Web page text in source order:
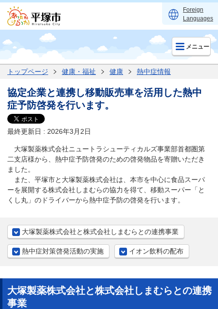
Foreign
Languages
メニュー
トップページ 健康・福祉 健康 熱中症情報
協定企業と連携し移動販売車を活用した熱中
症予防啓発を行います。
最終更新日 : 2026年3月2日
大塚製薬株式会社ニュートラシューティカルズ事業部首都圏第
二支店様から、熱中症予防啓発のための啓発物品を寄贈いただき
ました。
また、平塚市と大塚製薬株式会社は、本市を中心に食品スーパ
ーを展開する株式会社しまむらの協力を得て、移動スーパー「と
くし丸」のドライバーから熱中症予防の啓発を行います。
大塚製薬株式会社と株式会社しまむらとの連携事業
熱中症対策啓発活動の実施 イオン飲料の配布
大塚製薬株式会社と株式会社しまむらとの連携
事業